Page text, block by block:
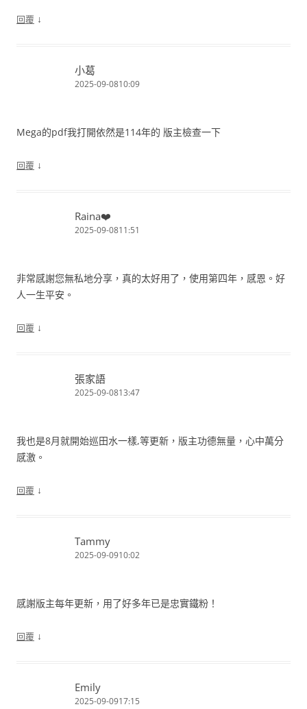
回覆 ↓
小葛
2025-09-0810:09
Mega的pdf我打開依然是114年的 版主檢查一下
回覆 ↓
Raina❤️
2025-09-0811:51
非常感謝您無私地分享，真的太好用了，使用第四年，感恩。好
人一生平安。
回覆 ↓
張家語
2025-09-0813:47
我也是8月就開始巡田水一樣,等更新，版主功德無量，心中萬分
感激。
回覆 ↓
Tammy
2025-09-0910:02
感謝版主每年更新，用了好多年已是忠實鐵粉！
回覆 ↓
Emily
2025-09-0917:15